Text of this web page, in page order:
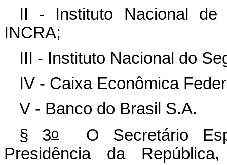
II - Instituto Nacional de
INCRA;
III - Instituto Nacional do
IV - Caixa Econômica
V - Banco do Brasil S.A.
§ 3oO Secretário
Presidência da